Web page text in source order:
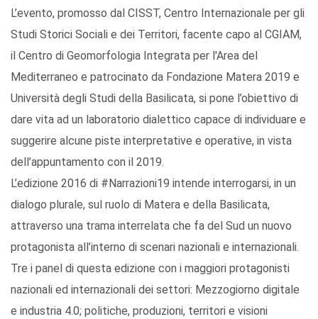
L’evento, promosso dal CISST, Centro Internazionale per gli
Studi Storici Sociali e dei Territori, facente capo al CGIAM,
il Centro di Geomorfologia Integrata per l'Area del
Mediterraneo e patrocinato da Fondazione Matera 2019 e
Università degli Studi della Basilicata, si pone l’obiettivo di
dare vita ad un laboratorio dialettico capace di individuare e
suggerire alcune piste interpretative e operative, in vista
dell’appuntamento con il 2019.
L’edizione 2016 di #Narrazioni19 intende interrogarsi, in un
dialogo plurale, sul ruolo di Matera e della Basilicata,
attraverso una trama interrelata che fa del Sud un nuovo
protagonista all’interno di scenari nazionali e internazionali.
Tre i panel di questa edizione con i maggiori protagonisti
nazionali ed internazionali dei settori: Mezzogiorno digitale
e industria 4.0; politiche, produzioni, territori e visioni